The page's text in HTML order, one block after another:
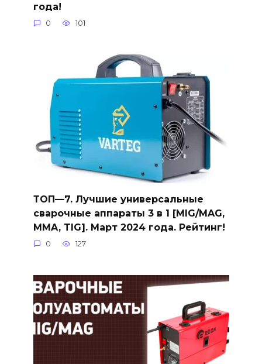
года!
0 101
ТОП—7. Лучшие универсальные
сварочные аппараты 3 в 1 [MIG/MAG,
MMA, TIG]. Март 2024 года. Рейтинг!
0 127